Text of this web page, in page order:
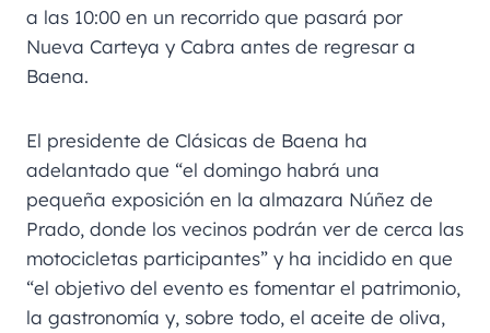
a las 10:00 en un recorrido que pasará por
Nueva Carteya y Cabra antes de regresar a
Baena.
El presidente de Clásicas de Baena ha
adelantado que “el domingo habrá una
pequeña exposición en la almazara Núñez de
Prado, donde los vecinos podrán ver de cerca las
motocicletas participantes” y ha incidido en que
“el objetivo del evento es fomentar el patrimonio,
la gastronomía y, sobre todo, el aceite de oliva,